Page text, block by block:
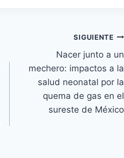
SIGUIENTE
Nacer junto a un
mechero: impactos a la
salud neonatal por la
quema de gas en el
sureste de México